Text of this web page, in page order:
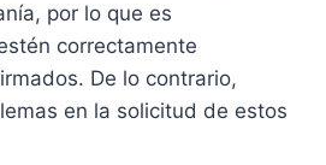
por lo que es
correctamente
De lo contrario,
en la solicitud de estos